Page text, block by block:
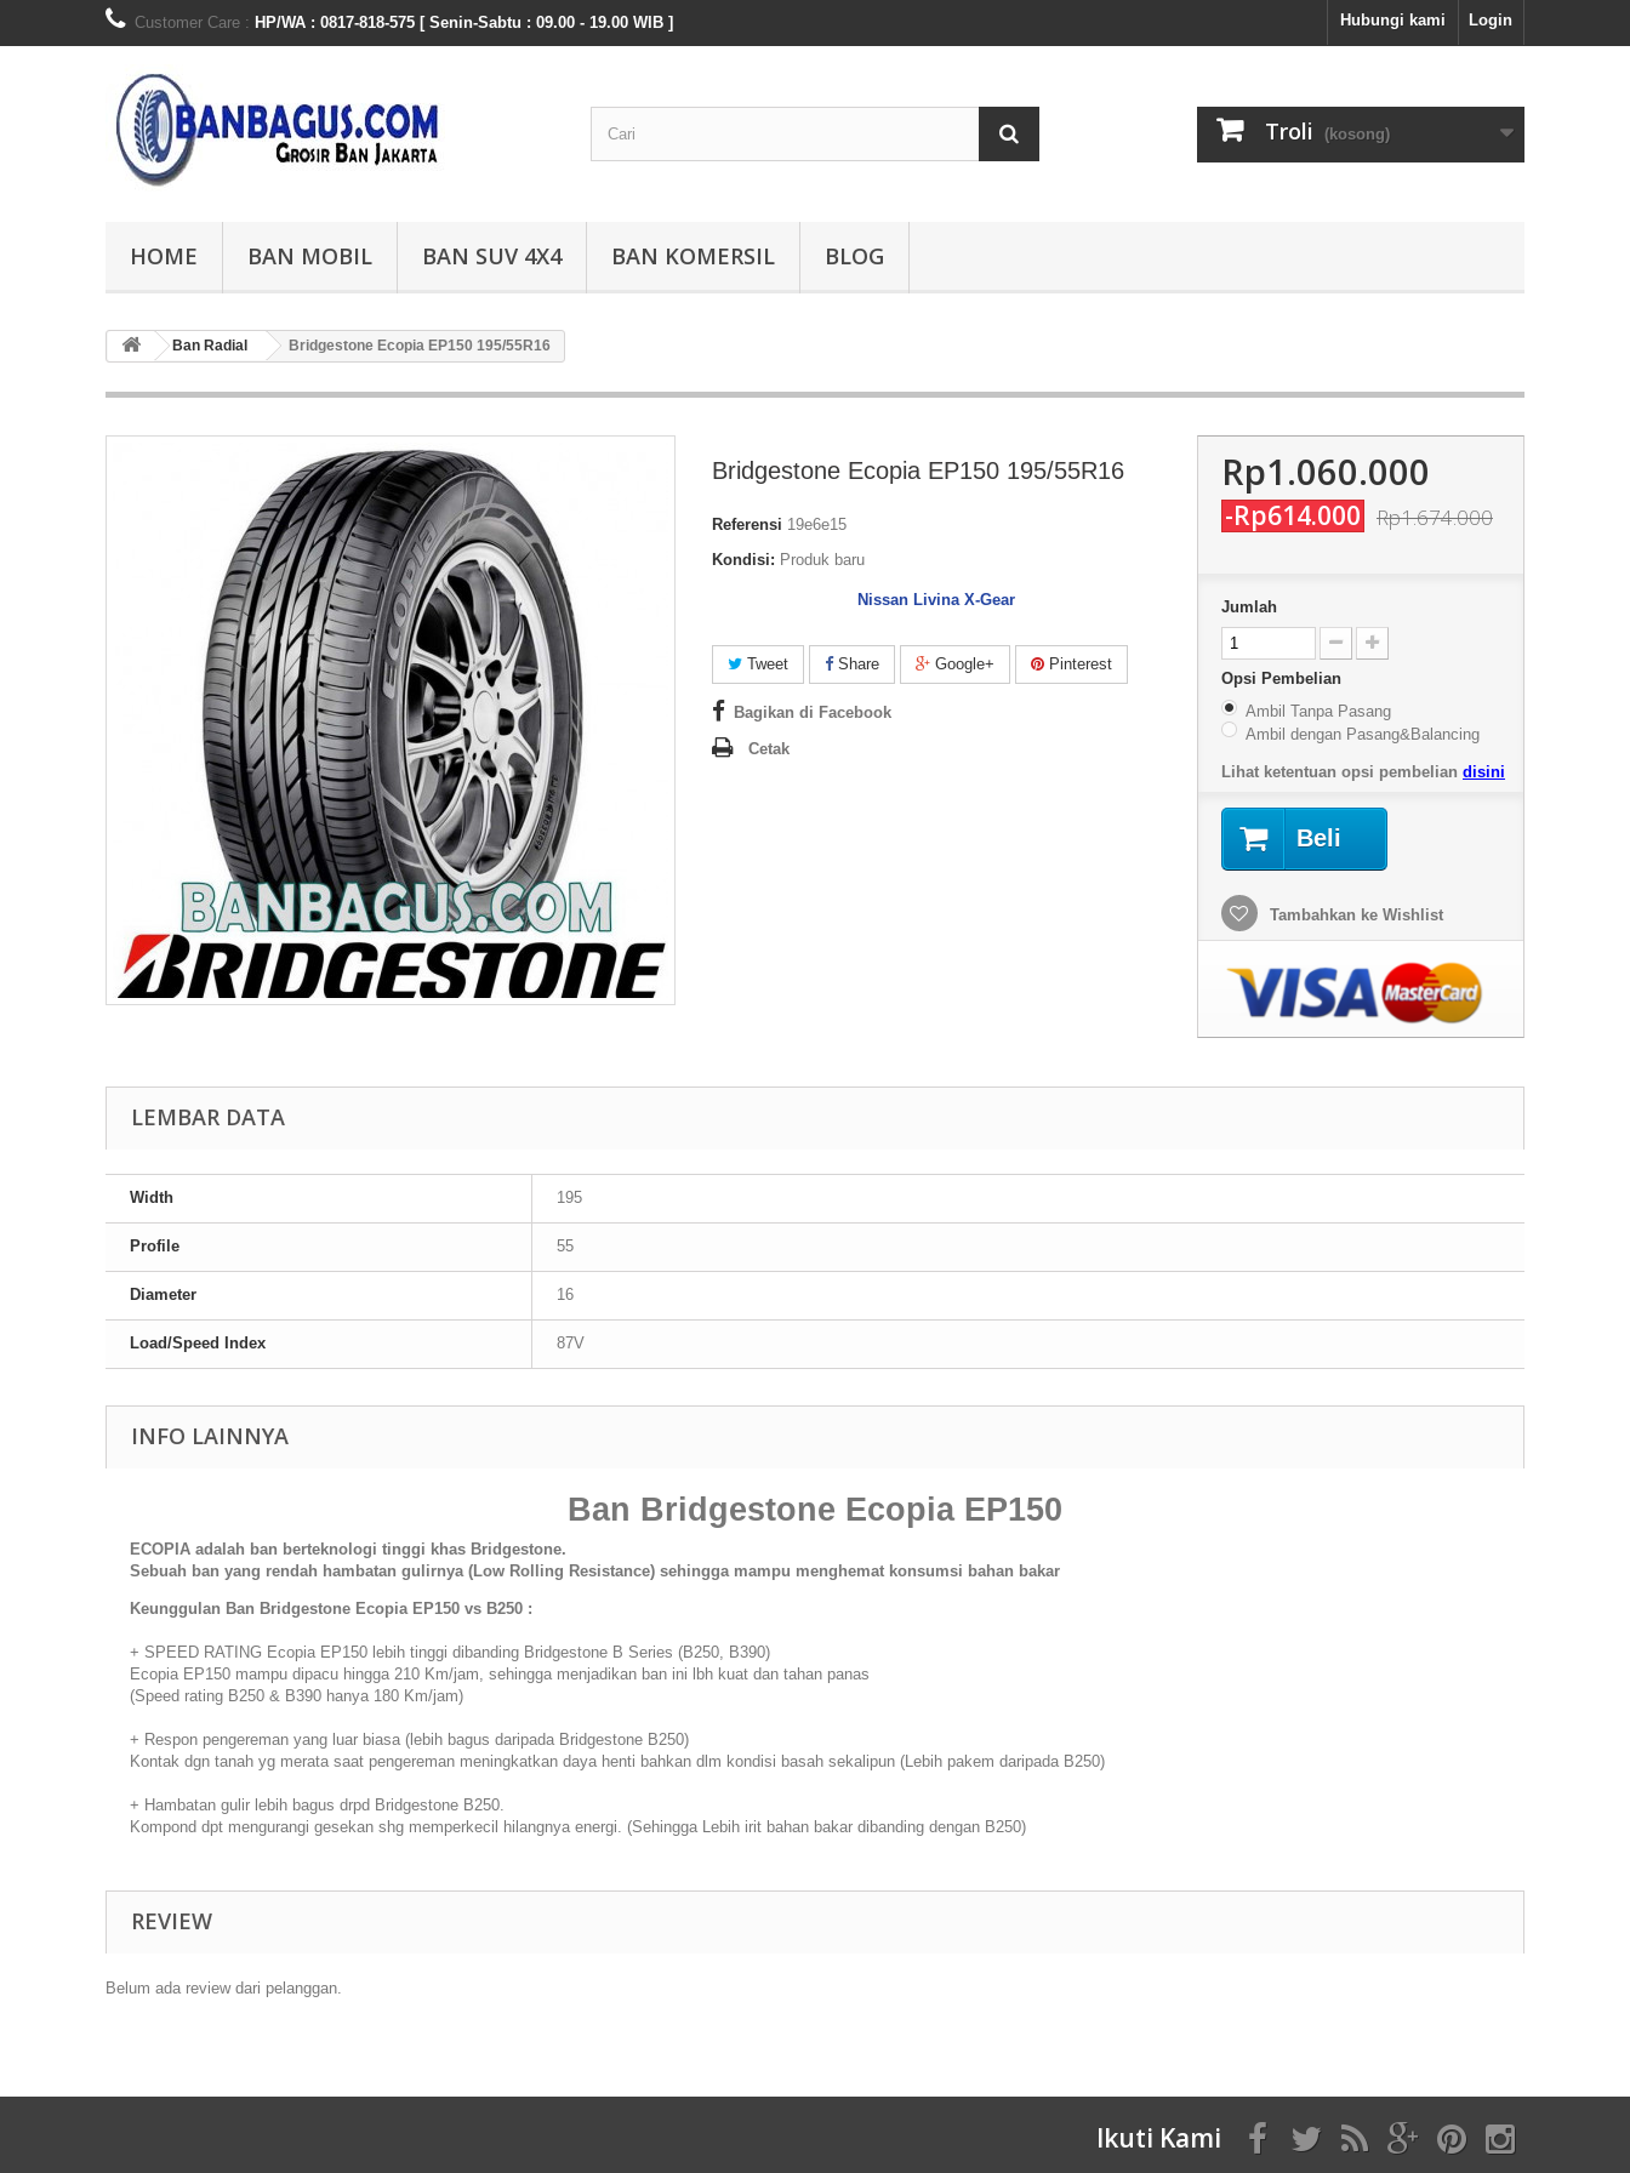
Login
Hubungi kami
Customer Care : HP/WA : 0817-818-575 [ Senin-Sabtu : 09.00 - 19.00 WIB ]
Troli (kosong)
HOME BAN MOBIL BAN SUV 4X4 BAN KOMERSIL BLOG
Ban Radial Bridgestone Ecopia EP150 195/55R16
Bridgestone Ecopia EP150 195/55R16
Referensi 19e6e15
Kondisi: Produk baru
Nissan Livina X-Gear
Tweet Share Google+ Pinterest
Bagikan di Facebook
Cetak
Rp1.060.000
-Rp614.000 Rp1.674.000
Jumlah
Opsi Pembelian
Ambil Tanpa Pasang
Ambil dengan Pasang&Balancing
Lihat ketentuan opsi pembelian disini
Beli
Tambahkan ke Wishlist
LEMBAR DATA
Width 195
Profile 55
Diameter 16
Load/Speed Index 87V
INFO LAINNYA
Ban Bridgestone Ecopia EP150
ECOPIA adalah ban berteknologi tinggi khas Bridgestone.
Sebuah ban yang rendah hambatan gulirnya (Low Rolling Resistance) sehingga mampu menghemat konsumsi bahan bakar
Keunggulan Ban Bridgestone Ecopia EP150 vs B250 :
+ SPEED RATING Ecopia EP150 lebih tinggi dibanding Bridgestone B Series (B250, B390)
Ecopia EP150 mampu dipacu hingga 210 Km/jam, sehingga menjadikan ban ini lbh kuat dan tahan panas
(Speed rating B250 & B390 hanya 180 Km/jam)
+ Respon pengereman yang luar biasa (lebih bagus daripada Bridgestone B250)
Kontak dgn tanah yg merata saat pengereman meningkatkan daya henti bahkan dlm kondisi basah sekalipun (Lebih pakem daripada B250)
+ Hambatan gulir lebih bagus drpd Bridgestone B250.
Kompond dpt mengurangi gesekan shg memperkecil hilangnya energi. (Sehingga Lebih irit bahan bakar dibanding dengan B250)
REVIEW
Belum ada review dari pelanggan.
Ikuti Kami